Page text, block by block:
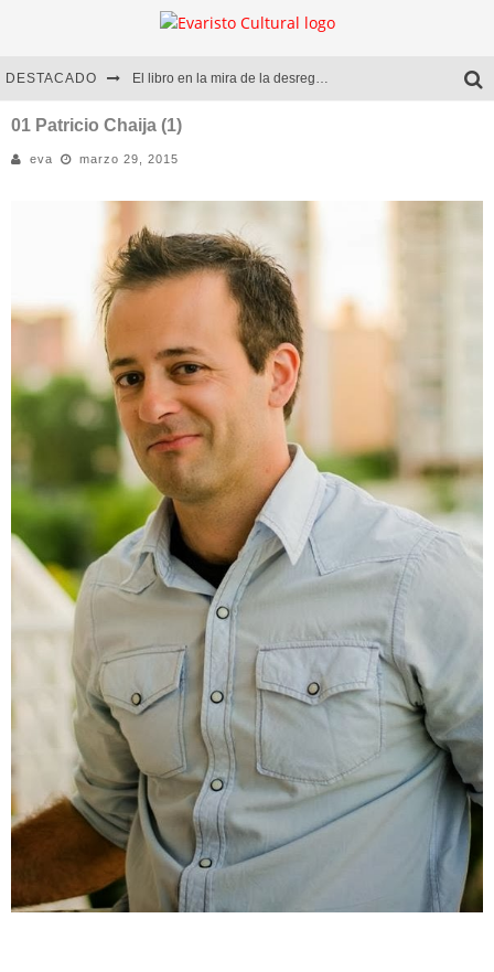
DESTACADO El libro en la mira de la desregulación
Marcelo Rubio | El llovedor
Diego Meret | Hotel Acapulco
01 Patricio Chaija (1)
eva marzo 29, 2015